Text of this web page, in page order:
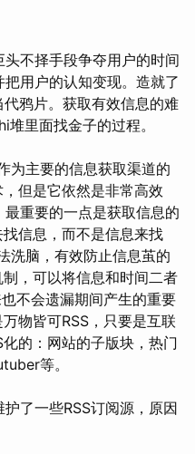
不择手段争夺用户的时间
用户的认知变现。造就了
鸦片。获取有效信息的难
里面找金子的过程。
为主要的信息获取渠道的
但是它依然是非常高效
重要的一点是获取信息的
信息，而不是信息来找
洗脑，有效防止信息茧的
，可以将信息和时间二者
不会遗漏期间产生的重要
物皆可RSS，只要是互联
的：网站的子版块，热门
等。
了一些RSS订阅源，原因